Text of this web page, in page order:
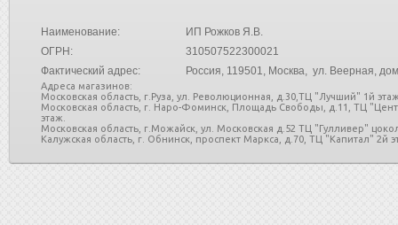
Наименование:
ИП Рожков Я.В.
ОГРН:
310507522300021
Фактический адрес:
Россия, 119501, Москва, ул. Веерная,
Адреса магазинов:
Московская область, г.Руза, ул. Революционная, д.30,ТЦ "Лучший" 1й
Московская область, г. Наро-Фоминск, Площадь Свободы, д.11, ТЦ
этаж.
Московская область, г.Можайск, ул. Московская д.52 ТЦ "Гулливер"
Калужская область, г. Обнинск, проспект Маркса, д.70, ТЦ "Капитал" 2й